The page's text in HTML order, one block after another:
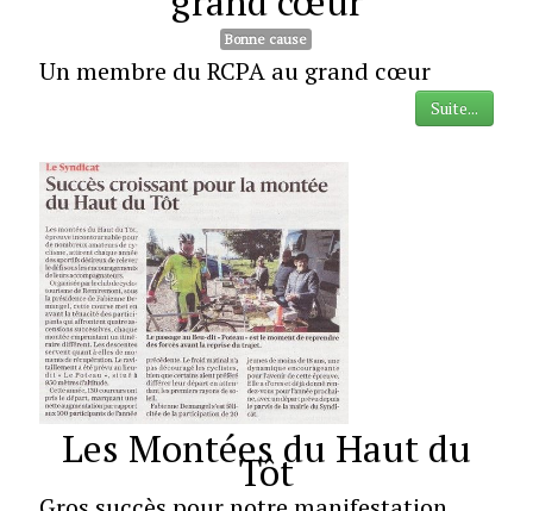
Bonne cause
Un membre du RCPA au grand cœur
Suite...
Les Montées du Haut du
Tôt